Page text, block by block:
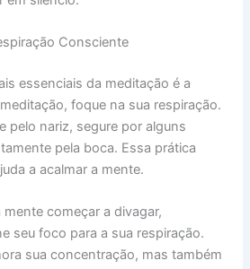
Consciente
essenciais da meditação é a
foque na sua respiração.
pelo nariz, segure por alguns
pela boca. Essa prática
a acalmar a mente.
mente começar a divagar,
seu foco para a sua respiração.
sua concentração, mas também